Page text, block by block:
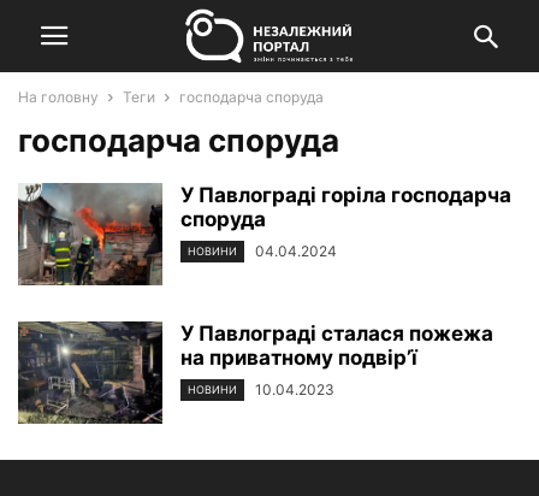
На головну Теги господарча споруда
господарча споруда
У Павлограді горіла господарча
споруда
НОВИНИ 04.04.2024
У Павлограді сталася пожежа
на приватному подвір’ї
НОВИНИ 10.04.2023